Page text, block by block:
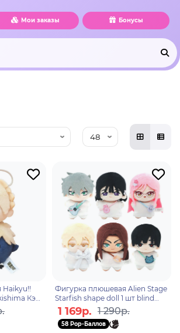
Мои заказы Бонусы
Кэи
Фигурка плюшевая Alien Stage
Starfish shape doll 1 шт blind
box N17007
1 169р. 1 290р.
58 Pop-Баллов